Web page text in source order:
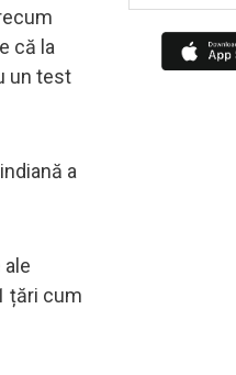
că la
un test
a
țări cum